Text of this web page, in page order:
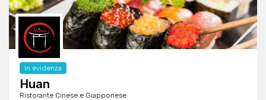
In evidenza
Huan
Ristorante Cinese e Giapponese